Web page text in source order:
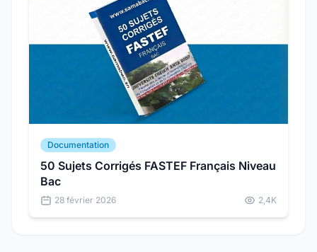
Documentation
50 Sujets Corrigés FASTEF Français Niveau
Bac
28 février 2026 2,4K